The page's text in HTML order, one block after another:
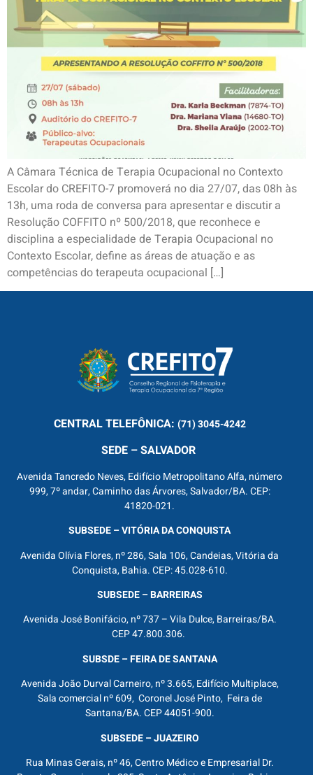
A Câmara Técnica de Terapia Ocupacional no Contexto
Escolar do CREFITO-7 promoverá no dia 27/07, das 08h às
13h, uma roda de conversa para apresentar e discutir a
Resolução COFFITO nº 500/2018, que reconhece e
disciplina a especialidade de Terapia Ocupacional no
Contexto Escolar, define as áreas de atuação e as
competências do terapeuta ocupacional […]
CENTRALTELEFÔNICA: (71) 3045-4242
SEDE – SALVADOR
Avenida Tancredo Neves, Edifício Metropolitano Alfa, número
999, 7º andar, Caminho das Árvores, Salvador/BA. CEP:
41820-021.
SUBSEDE – VITÓRIA DA CONQUISTA
Avenida Olívia Flores, nº 286, Sala 106, Candeias, Vitória da
Conquista, Bahia. CEP: 45.028-610.
SUBSEDE – BARREIRAS
Avenida José Bonifácio, nº 737 – Vila Dulce, Barreiras/BA.
CEP 47.800.306.
SUBSDE – FEIRA DE SANTANA
Avenida João Durval Carneiro, nº 3.665, Edifício Multiplace,
Sala comercial nº 609, Coronel José Pinto, Feira de
Santana/BA. CEP 44051-900.
SUBSEDE – JUAZEIRO
Rua Minas Gerais, nº 46, Centro Médico e Empresarial Dr.